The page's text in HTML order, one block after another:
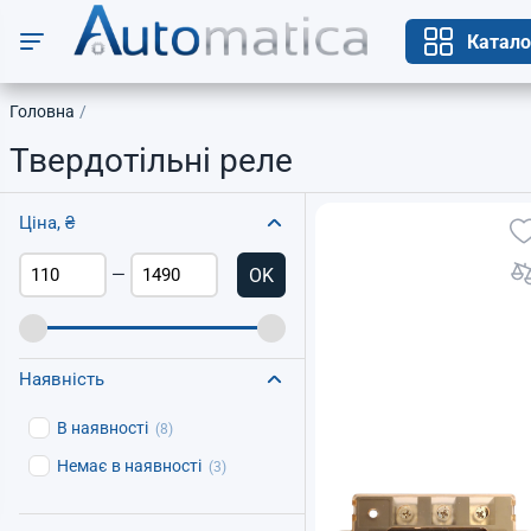
Головна
Твердотільні реле
Ціна, ₴
— OK
Наявність
В наявності (8)
Немає в наявності (3)